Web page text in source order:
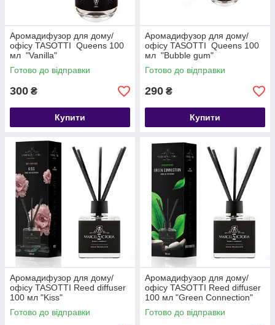
Аромадифузор для дому/
офісу TASOTTI Queens 100
мл "Vanilla"
Готово до відправки
300 ₴
Купити
Аромадифузор для дому/
офісу TASOTTI Queens 100
мл "Bubble gum"
Готово до відправки
290 ₴
Купити
Аромадифузор для дому/
офісу TASOTTI Reed diffuser
100 мл "Kiss"
Готово до відправки
Аромадифузор для дому/
офісу TASOTTI Reed diffuser
100 мл "Green Connection"
Готово до відправки